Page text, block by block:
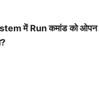
में Run कमांड को ओपन